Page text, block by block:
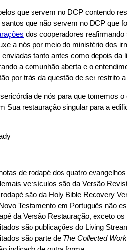
que servem no DCP contendo
santos que não servem no DCP que
dos cooperadores
a nós por meio do ministério dos
enviadas tanto antes como depois da
a comunhão aberta e o
por trás da questão de ser restrito
de nós para que tomemos
Sua restauração singular para a
de rodapé dos quatro
versículos são da Versão
são da Holy Bible Recovery
Testamento em Português não
da Versão Restauração, exceto
são publicações do Living
são parte de The Collected